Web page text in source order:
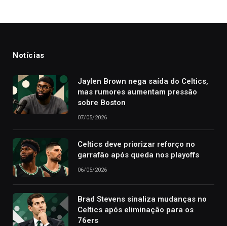
Notícias
Jaylen Brown nega saída do Celtics,
mas rumores aumentam pressão
sobre Boston
07/05/2026
Celtics deve priorizar reforço no
garrafão após queda nos playoffs
06/05/2026
Brad Stevens sinaliza mudanças no
Celtics após eliminação para os
76ers